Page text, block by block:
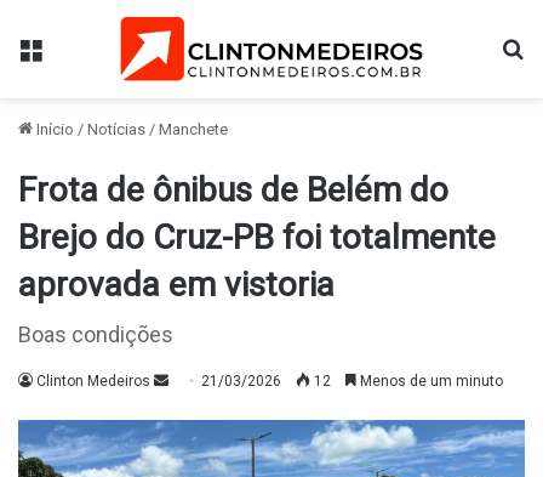
Menu
Início / Notícias / Manchete
Frota de ônibus de Belém do
Brejo do Cruz-PB foi totalmente
aprovada em vistoria
Boas condições
Clinton Medeiros
Mande
e-
mail
21/03/2026 12 Menos de um minuto